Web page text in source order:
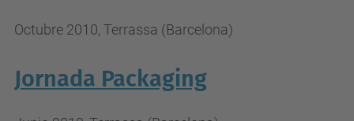
Octubre 2010, Terrassa (Barcelona)
Jornada Packaging